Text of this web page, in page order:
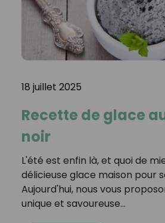
18 juillet 2025
Recette de glace
noir
L'été est enfin là, et quoi de
délicieuse glace maison pour
Aujourd'hui, nous vous
unique et savoureuse…